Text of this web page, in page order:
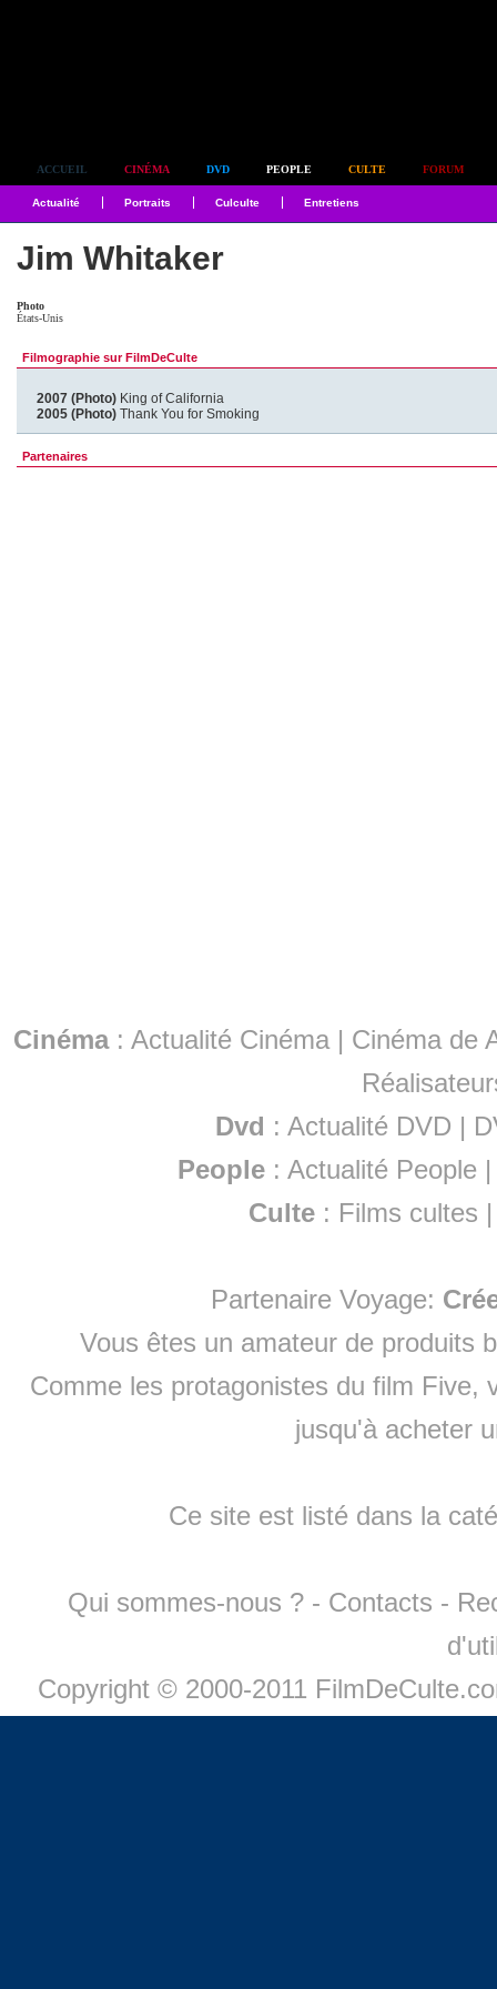
ACCUEIL CINÉMA DVD PEOPLE CULTE FORUM
Actualité Portraits Culculte Entretiens
Jim Whitaker
Photo
États-Unis
Filmographie sur FilmDeCulte
2007 (Photo) King of California
2005 (Photo) Thank You for Smoking
Partenaires
Cinéma: Actualité Cinéma | Cinéma de
Dvd : Actualité DVD |
People :Actualité People
Culte : Films cultes
Partenaire Voyage:
Vous êtes un amateur de produits
Comme les protagonistes du film Five,
jusqu'à acheter
Ce site est listé dans la
Qui sommes-nous ? - Contacts -
Copyright © 2000-2011